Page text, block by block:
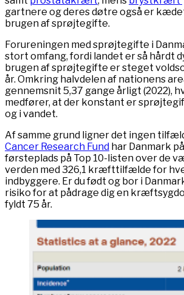
gartnere og deres døtre også er
brugen af sprøjtegifte.
Forureningen med sprøjtegifte i
stort omfang, fordi landet er så hårdt
brugen af sprøjtegifte er steget
år. Omkring halvdelen af nationens
gennemsnit 5,37 gange årligt (2022),
medfører, at der konstant er
og i vandet.
Af samme grund ligner det ingen
Cancer Research Fund har Danmark
førsteplads på Top 10-listen over de
verden med 326,1 kræfttilfælde for
indbyggere. Er du født og bor i
risiko for at pådrage dig en
fyldt 75 år.